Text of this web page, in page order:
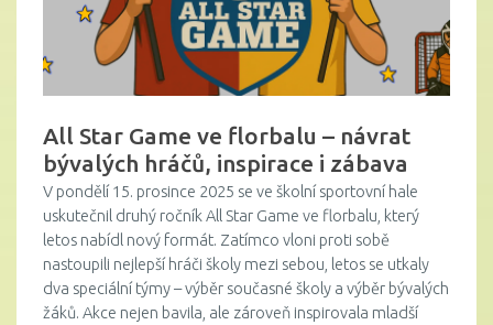
All Star Game ve florbalu – návrat
bývalých hráčů, inspirace i zábava
V pondělí 15. prosince 2025 se ve školní sportovní hale
uskutečnil druhý ročník All Star Game ve florbalu, který
letos nabídl nový formát. Zatímco vloni proti sobě
nastoupili nejlepší hráči školy mezi sebou, letos se utkaly
dva speciální týmy – výběr současné školy a výběr bývalých
žáků. Akce nejen bavila, ale zároveň inspirovala mladší